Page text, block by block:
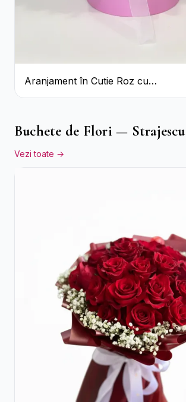
Aranjament în Cutie Roz cu
Crizanteme Albe și Lila
Buchete de Flori — Strajescu
Vezi toate →